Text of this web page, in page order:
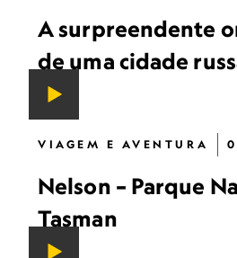
A surpreendente
de uma cidade
VIAGEM E AVENTURA
Nelson – Parque
Tasman